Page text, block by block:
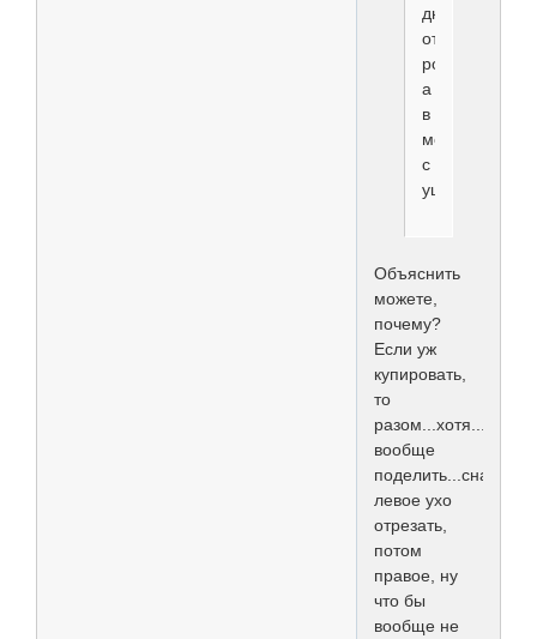
дня
от
роду,
а
в
месте
с
ушами!
Объяснить
можете,
почему?
Если уж
купировать,
то
разом...хотя...можно
вообще
поделить...сначала
левое ухо
отрезать,
потом
правое, ну
что бы
вообще не